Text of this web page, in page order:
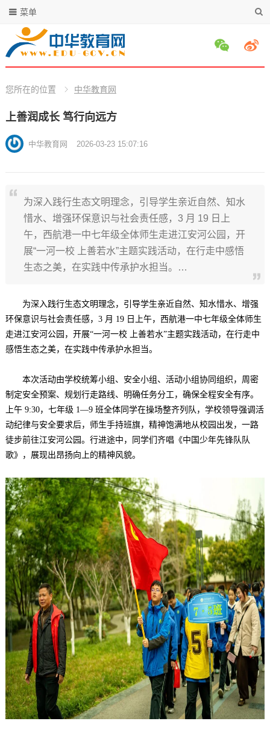
菜单
您所在的位置 中华教育网
上善润成长 笃行向远方
中华教育网 2026-03-23 15:07:16
为深入践行生态文明理念，引导学生亲近自然、知水
惜水、增强环保意识与社会责任感，3 月 19 日上
午，西航港一中七年级全体师生走进江安河公园，开
展“一河一校 上善若水”主题实践活动，在行走中感悟
生态之美，在实践中传承护水担当。…
为深入践行生态文明理念，引导学生亲近自然、知水惜水、增强
环保意识与社会责任感，3 月 19 日上午，西航港一中七年级全体师生
走进江安河公园，开展“一河一校 上善若水”主题实践活动，在行走中
感悟生态之美，在实践中传承护水担当。
本次活动由学校统筹小组、安全小组、活动小组协同组织，周密
制定安全预案、规划行走路线、明确任务分工，确保全程安全有序。
上午 9:30，七年级 1—9 班全体同学在操场整齐列队，学校领导强调活
动纪律与安全要求后，师生手持班旗，精神饱满地从校园出发，一路
徒步前往江安河公园。行进途中，同学们齐唱《中国少年先锋队队
歌》，展现出昂扬向上的精神风貌。